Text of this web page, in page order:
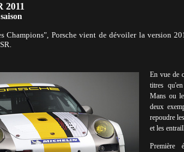
2011
Champions", Porsche vient de dévoiler la version
En vue de
titres
Mans ou
deux
repoudre
et les